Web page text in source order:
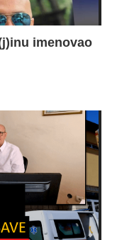
imenovao